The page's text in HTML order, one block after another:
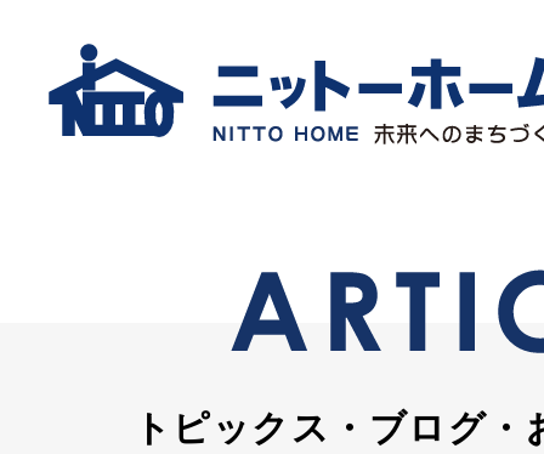
トピックス・ブログ・